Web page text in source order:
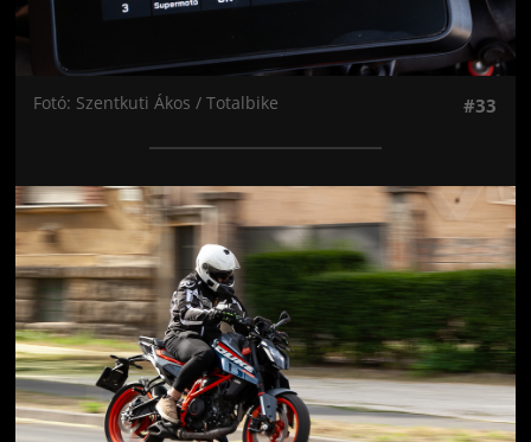
Fotó: Szentkuti Ákos / Totalbike #33
Jön még kép!